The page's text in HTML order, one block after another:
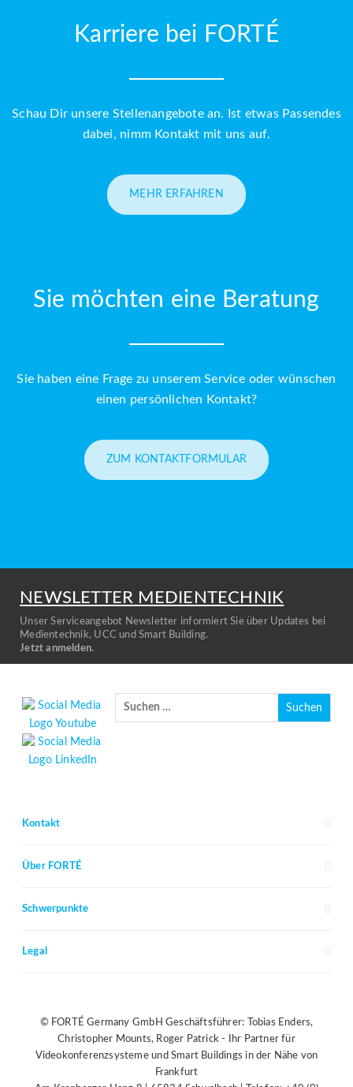
Karriere bei FORTÉ
Schau Dir unsere Stellenangebote an. Ist etwas Passendes
dabei, nimm Kontakt mit uns auf.
MEHR ERFAHREN
Sie möchten eine Beratung
Sie haben eine Frage zu unserem Service oder wünschen
einen persönlichen Kontakt?
ZUM KONTAKTFORMULAR
NEWSLETTER MEDIENTECHNIK
Unser Serviceangebot Newsletter informiert Sie über Updates bei
Medientechnik, UCC und Smart Building.
Jetzt anmelden.
Kontakt
Über FORTÉ
Schwerpunkte
Legal
© FORTÉ Germany GmbH Geschäftsführer: Tobias Enders,
Christopher Mounts, Roger Patrick - Ihr Partner für
Videokonferenzsysteme und Smart Buildings in der Nähe von
Frankfurt